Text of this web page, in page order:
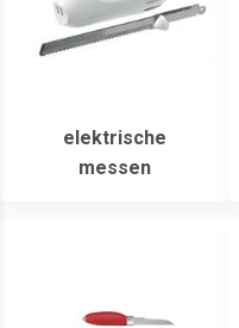
elektrische
messen